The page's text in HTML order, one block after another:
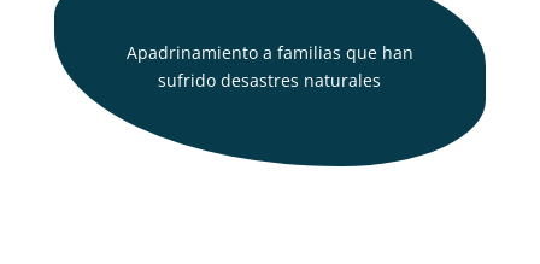
Apadrinamiento a familias que han
sufrido desastres naturales